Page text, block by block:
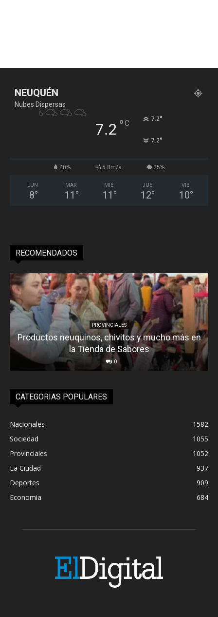
NEUQUÉN
Nubes Dispersas
7.2 °C 7.2°
7.2°
40% 5.8m/s 25%
LUN
8°
MAR
11 °
MIÉ
11 °
JUE
12°
VIE
10°
RECOMENDADOS
PROVINCIALES
Productos neuquinos, chivitos y mucho más en
la Tienda de Sabores
0
CATEGORIAS POPULARES
Nacionales
1582
Sociedad
1055
Provinciales
1052
La Ciudad
937
Deportes
909
Economía
684